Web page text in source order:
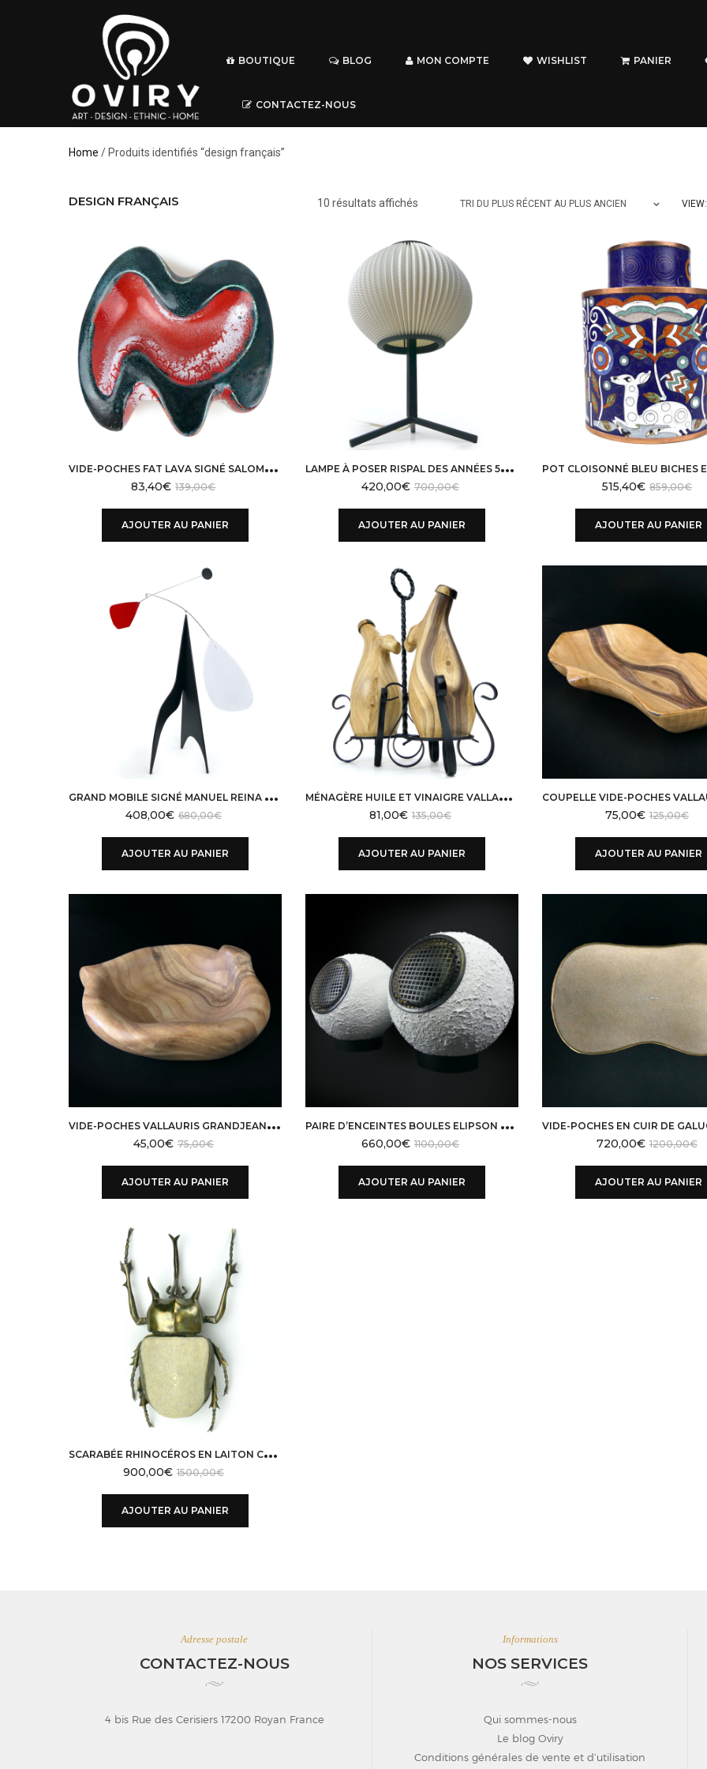
BOUTIQUE BLOG MON COMPTE WISHLIST PANIER
CONTACTEZ-NOUS
Home / Produits identifiés “design français”
DESIGN FRANÇAIS 10 résultats affichés
plus
récent
au
plus
ancien
TRI DU PLUS RÉCENT AU PLUS ANCIEN VIEW:
V
IDE-POCHES FAT LAVA SIGNÉ SALOMÉ EN CÉRAMIQUE DE FORME LIBRE DESIGN 50 VALLAURIS
139,00€
83,40€
AJOUTER AU PANIER
L
AMPE À POSER RISPAL DES ANNÉES 50 LUMINAIRE DESIGN VINTAGE
700,00€
420,00€
AJOUTER AU PANIER
859,00€
515,40€
AJOUTER AU PANIER
G
RAND MOBILE SIGNÉ MANUEL REINA EN MÉTAL PEINT DESIGN FRANÇAIS PIÈCE UNIQUE
680,00€
408,00€
AJOUTER AU PANIER
M
ÉNAGÈRE HUILE ET VINAIGRE VALLAURIS GRANDJEAN JOURDAN EN PORCELAINE FAUX BOIS
135,00€
81,00€
AJOUTER AU PANIER
125,00€
75,00€
AJOUTER AU PANIER
V
IDE-POCHES VALLAURIS GRANDJEAN-JOURDAN EN PORCELAINE FAUX BOIS DÉSIGN 50
75,00€
45,00€
AJOUTER AU PANIER
P
AIRE D’ENCEINTES BOULES ELIPSON VINTAGE 70
1100,00€
660,00€
AJOUTER AU PANIER
1200,00€
720,00€
AJOUTER AU PANIER
S
CARABÉE RHINOCÉROS EN LAITON COULÉ ET CUIR DE GALUCHAT
1500,00€
900,00€
AJOUTER AU PANIER
Adresse postale
CONTACTEZ-NOUS
4 bis Rue des Cerisiers 17200 Royan France
Informations
NOS SERVICES
Qui sommes-nous
Le blog Oviry
Conditions générales de vente et d’utilisation